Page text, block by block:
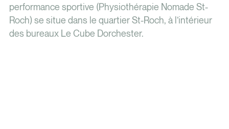
performance sportive (Physiothérapie Nomade St-
Roch) se situe dans le quartier St-Roch, à l’intérieur
des bureaux Le Cube Dorchester.